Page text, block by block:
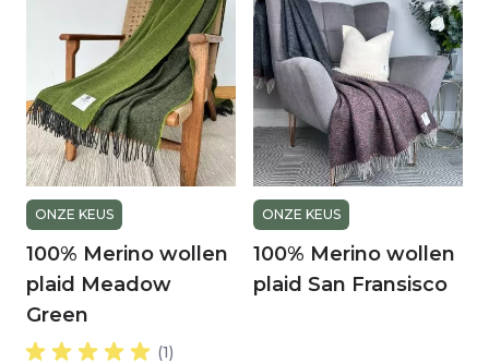
ONZE KEUS
100% Merino wollen
plaid Meadow
Green
(1)
ONZE KEUS
100% Merino wollen
plaid San Fransisco